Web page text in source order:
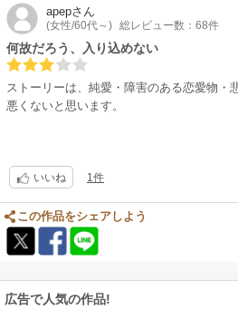
apepさん
(女性/60代～) 総レビュー数：68件
何故だろう、入り込めない
ストーリーは、純愛・障害のある恋愛物・
悪くないと思います。
特別な感動もなかったし、涙も出ない。
余りにもありふれたストーリーだから、最
いるからかも。
いいね 1件
この作品をシェアしよう
広告で人気の作品!